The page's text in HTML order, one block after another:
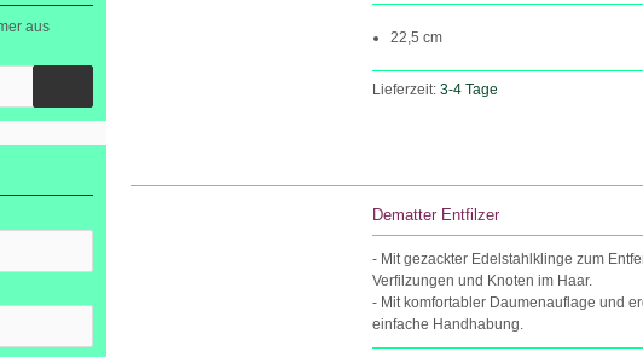
22,5 cm
Lieferzeit:3-4 Tage
Dematter Entfilzer
- Mit gezackter Edelstahlklinge zum
Verfilzungen und Knoten im Haar.
- Mit komfortabler Daumenauflage und
einfache Handhabung.
aus